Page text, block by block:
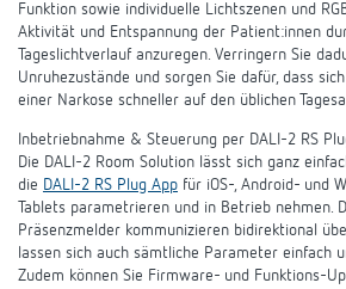
Funktion sowie individuelle Lichtszenen und
Aktivität und Entspannung der Patient:innen
Tageslichtverlauf anzuregen. Verringern Sie
Unruhezustände und sorgen Sie dafür, dass
einer Narkose schneller auf den üblichen
Inbetriebnahme & Steuerung per DALI-2 RS
Die DALI-2 Room Solution lässt sich ganz
die DALI-2 RS Plug App für iOS-, Android- und
Tablets parametrieren und in Betrieb nehmen.
Präsenzmelder kommunizieren bidirektional
lassen sich auch sämtliche Parameter einfach
Zudem können Sie Firmware- und Funktions-